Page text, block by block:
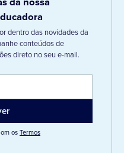
dentro das novidades da
conteúdos de
direto no seu e-mail.
osTermos